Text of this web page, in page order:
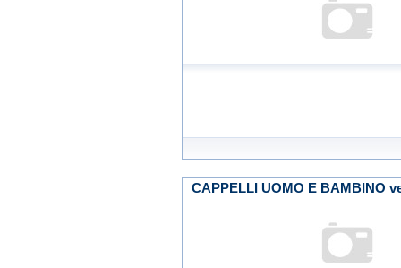
CAPPELLI UOMO E BAMBINO